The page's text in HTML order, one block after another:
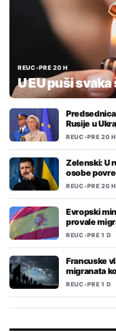
REUC•PRE 20 H
U EU puši
Rusije u
REUC•PRE 20 H
Zelenski: U
osobe
REUC•PRE 20 H
Evropski
provale
REUC•PRE 1 D
Francuske
migranata
REUC•PRE 1 D